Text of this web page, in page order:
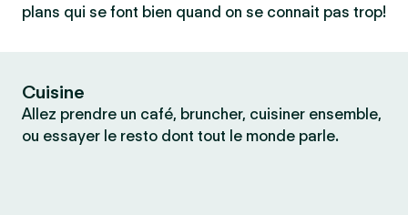
plans qui se font bien quand on se connait pas trop!
Cuisine
Allez prendre un café, bruncher, cuisiner ensemble,
ou essayer le resto dont tout le monde parle.